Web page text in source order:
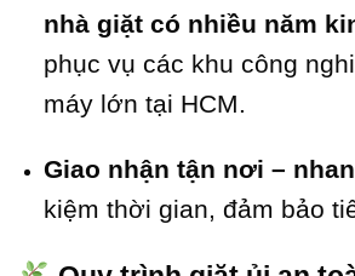
nhà giặt có nhiều năm
phục vụ các khu công
máy lớn tại HCM.
Giao nhận tận nơi –
kiệm thời gian, đảm bảo